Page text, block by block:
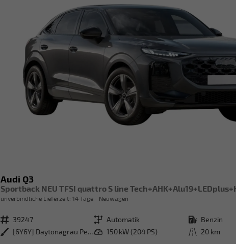
Audi Q3
unverbindliche Lieferzeit: 14 Tage Neuwagen
Fahrzeugnr. 39247 Getriebe Automatik Kraftstoff Benzin
Außenfarbe
[6Y6Y] Daytonagrau Perleffekt Leistung 150 kW (204 PS) Kilometerstand 20 km